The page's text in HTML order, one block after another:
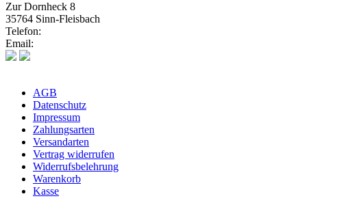
Zur Dornheck 8
35764 Sinn-Fleisbach
Telefon:
Email:
AGB
Datenschutz
Impressum
Zahlungsarten
Versandarten
Vertrag widerrufen
Widerrufsbelehrung
Warenkorb
Kasse